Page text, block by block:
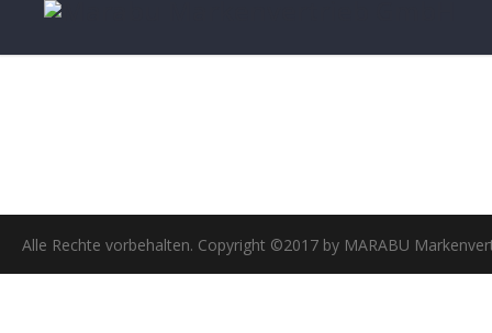
Alle Rechte vorbehalten. Copyright ©2017 by MARABU